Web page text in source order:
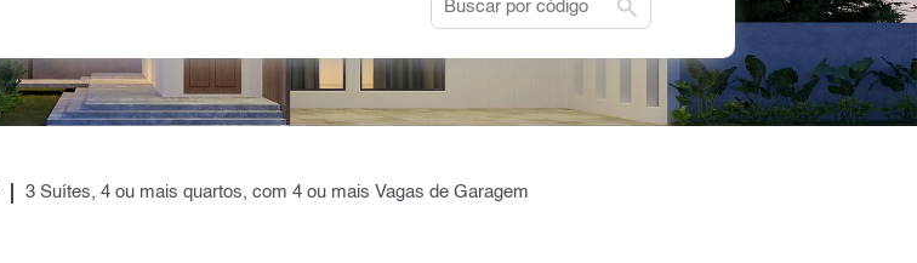
search
3 Suítes, 4 ou mais quartos, com 4 ou mais Vagas de Garagem